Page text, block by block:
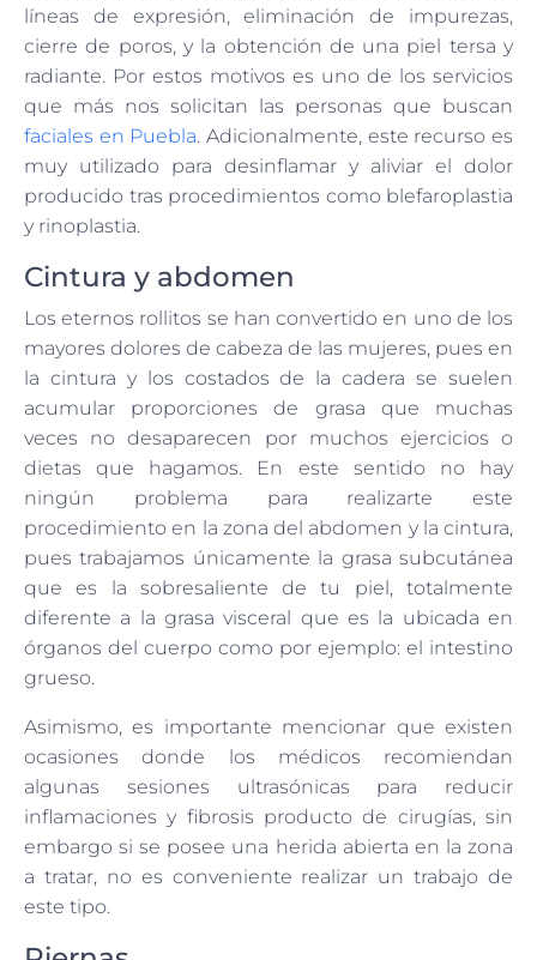
líneas de expresión, eliminación de impurezas,
cierre de poros, y la obtención de una piel tersa y
radiante. Por estos motivos es uno de los servicios
que más nos solicitan las personas que buscan
faciales en Puebla. Adicionalmente, este recurso es
muy utilizado para desinflamar y aliviar el dolor
producido tras procedimientos como blefaroplastia
y rinoplastia.
Cintura y abdomen
Los eternos rollitos se han convertido en uno de los
mayores dolores de cabeza de las mujeres, pues en
la cintura y los costados de la cadera se suelen
acumular proporciones de grasa que muchas
veces no desaparecen por muchos ejercicios o
dietas que hagamos. En este sentido no hay
ningún problema para realizarte este
procedimiento en la zona del abdomen y la cintura,
pues trabajamos únicamente la grasa subcutánea
que es la sobresaliente de tu piel, totalmente
diferente a la grasa visceral que es la ubicada en
órganos del cuerpo como por ejemplo: el intestino
grueso.
Asimismo, es importante mencionar que existen
ocasiones donde los médicos recomiendan
algunas sesiones ultrasónicas para reducir
inflamaciones y fibrosis producto de cirugías, sin
embargo si se posee una herida abierta en la zona
a tratar, no es conveniente realizar un trabajo de
este tipo.